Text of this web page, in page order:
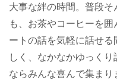
大事な絆の時間。普段
も、お茶やコーヒーを
ートの話を気軽に話せ
しく、なかなかゆっく
ならみんな喜んで集まり